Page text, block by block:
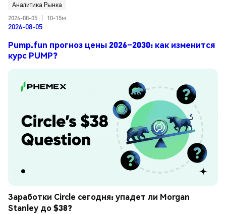
Аналитика Рынка
2026-08-05
10-15м
2026-08-05
Pump.fun прогноз цены 2026–2030: как изменится
курс PUMP?
Заработки Circle сегодня: упадет ли Morgan
Stanley до $38?